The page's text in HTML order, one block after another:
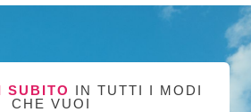
SUBITO IN TUTTI I MODI
CHE VUOI